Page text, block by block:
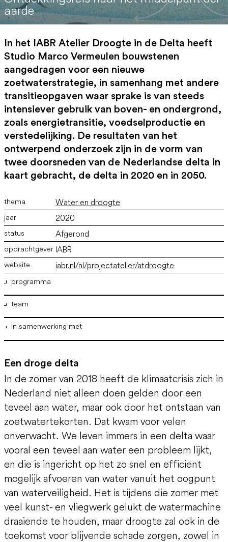
aarde
In het IABR Atelier Droogte in de Delta heeft
Studio Marco Vermeulen bouwstenen
aangedragen voor een nieuwe
zoetwaterstrategie, in samenhang met andere
transitieopgaven waar sprake is van steeds
intensiever gebruik van boven- en ondergrond,
zoals energietransitie, voedselproductie en
verstedelijking. De resultaten van het
ontwerpend onderzoek zijn in de vorm van
twee doorsneden van de Nederlandse delta in
kaart gebracht, de delta in 2020 en in 2050.
Water en droogte
2020
Afgerond
IABR
iabr.nl/nl/projectatelier/atdroogte
programma
Ontwerpend Onderzoek
team
ir. Marco Vermeulen,
In samenwerking met
Planbureau voor de Leefomgeving
Provincie Noord-Brabant
Tungsten Studio
Martin Grootenboer
IABR
Jolanda van Dinteren
Suzanne Tietema
Johanna Fuhler
Vivian Ammerlaan
George Brugmans
Esther van Baaren
Ruud Bartholomeus
KWR
Jelte Boeijenga
Rob Bouman
Ministerie van Infrastructuur en Waterstaat
Ron Franken
Een droge delta
In de zomer van 2018 heeft de klimaatcrisis zich in
Nederland niet alleen doen gelden door een
teveel aan water, maar ook door het ontstaan van
zoetwatertekorten. Dat kwam voor velen
onverwacht. We leven immers in een delta waar
vooral een teveel aan water een probleem lijkt,
en die is ingericht op het zo snel en efficiënt
mogelijk afvoeren van water vanuit het oogpunt
van waterveiligheid. Het is tijdens die zomer met
veel kunst- en vliegwerk gelukt de watermachine
draaiende te houden, maar droogte zal ook in de
toekomst voor blijvende schade zorgen, zowel in